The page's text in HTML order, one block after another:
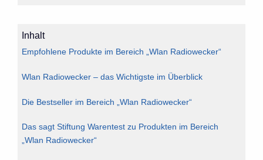
Inhalt
Empfohlene Produkte im Bereich „Wlan Radiowecker“
Wlan Radiowecker – das Wichtigste im Überblick
Die Bestseller im Bereich „Wlan Radiowecker“
Das sagt Stiftung Warentest zu Produkten im Bereich
„Wlan Radiowecker“